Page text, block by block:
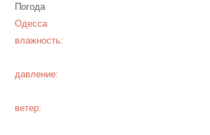
Погода
Одесса
влажность:
давление:
ветер: